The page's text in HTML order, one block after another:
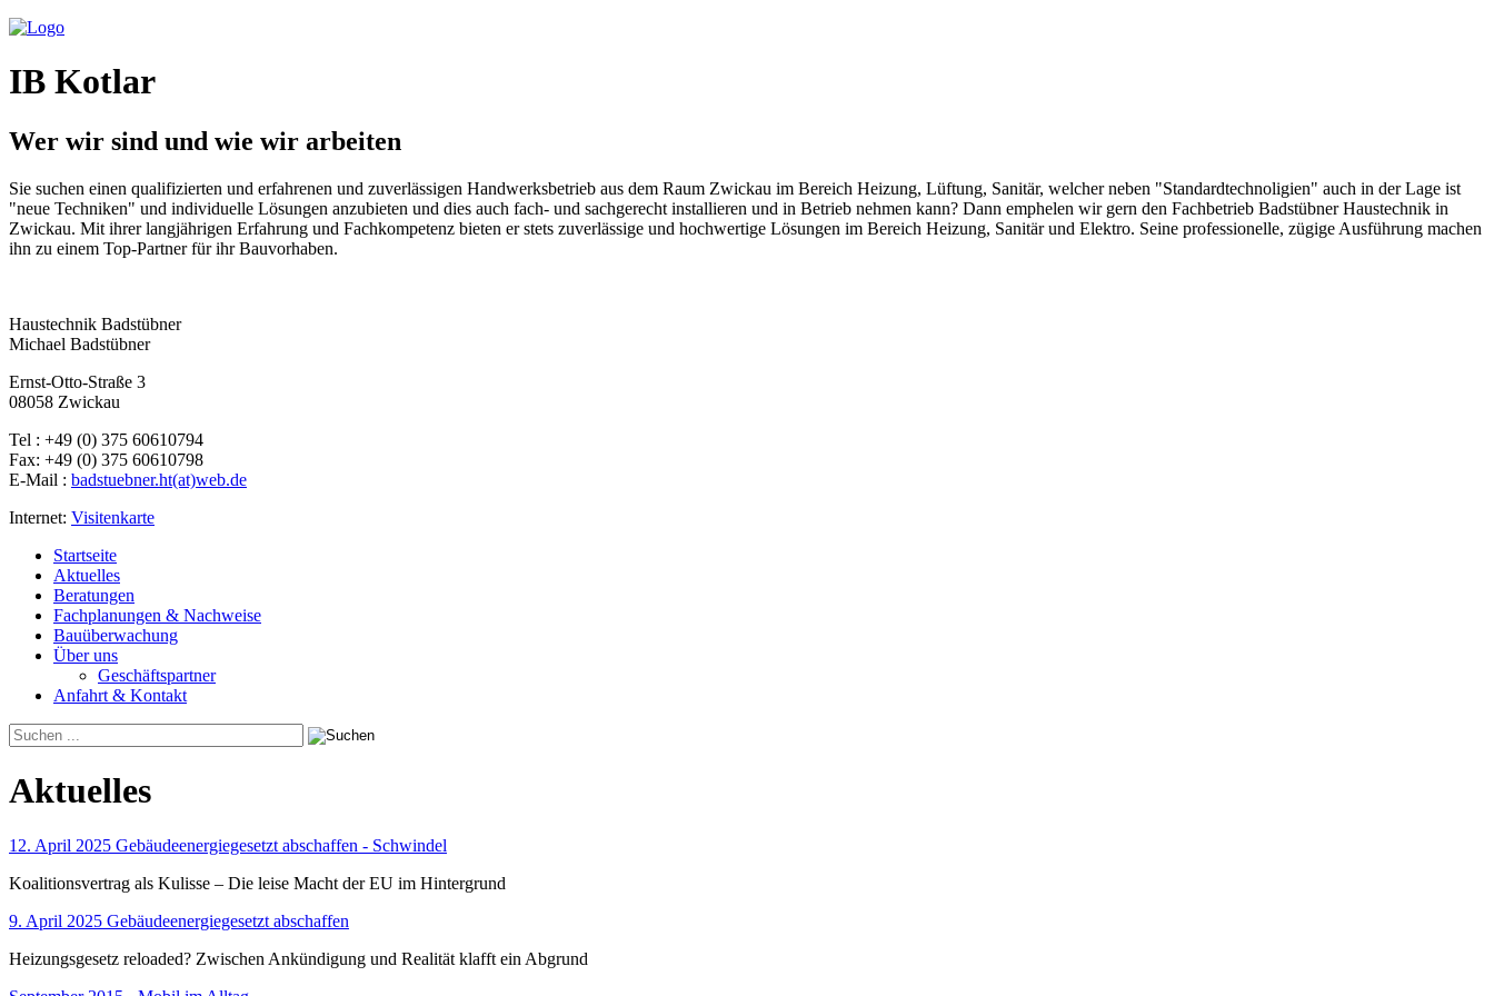
IB Kotlar
Wer wir sind und wie wir arbeiten
Sie suchen einen qualifizierten und erfahrenen und zuverlässigen Handwerksbetrieb aus dem Raum Zwickau im Bereich Heizung, Lüftung, Sanitär, welcher neben "Standardtechnoligien" auch in der Lage ist
"neue Techniken" und individuelle Lösungen anzubieten und dies auch fach- und sachgerecht installieren und in Betrieb nehmen kann? Dann emphelen wir gern den Fachbetrieb Badstübner Haustechnik in
Zwickau. Mit ihrer langjährigen Erfahrung und Fachkompetenz bieten er stets zuverlässige und hochwertige Lösungen im Bereich Heizung, Sanitär und Elektro. Seine professionelle, zügige Ausführung machen
ihn zu einem Top-Partner für ihr Bauvorhaben.
Haustechnik Badstübner
Michael Badstübner
Ernst-Otto-Straße 3
08058 Zwickau
Tel : +49 (0) 375 60610794
Fax: +49 (0) 375 60610798
E-Mail : badstuebner.ht(at)web.de
Internet: Visitenkarte
Startseite
Aktuelles
Beratungen
Fachplanungen & Nachweise
Bauüberwachung
Über uns
Geschäftspartner
Anfahrt & Kontakt
Aktuelles
12. April 2025 Gebäudeenergiegesetzt abschaffen - Schwindel
Koalitionsvertrag als Kulisse – Die leise Macht der EU im Hintergrund
9. April 2025 Gebäudeenergiegesetzt abschaffen
Heizungsgesetz reloaded? Zwischen Ankündigung und Realität klafft ein Abgrund